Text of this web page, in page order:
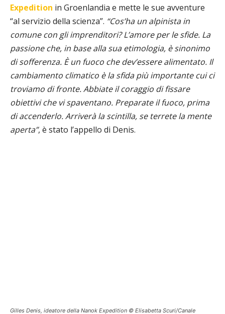
Expedition in Groenlandia e mette le sue avventure
“al servizio della scienza”. “Cos’ha un alpinista in
comune con gli imprenditori? L’amore per le sfide. La
passione che, in base alla sua etimologia, è sinonimo
di sofferenza. È un fuoco che dev’essere alimentato. Il
cambiamento climatico è la sfida più importante cui ci
troviamo di fronte. Abbiate il coraggio di fissare
obiettivi che vi spaventano. Preparate il fuoco, prima
di accenderlo. Arriverà la scintilla, se terrete la mente
aperta”, è stato l’appello di Denis.
Gilles Denis, ideatore della Nanok Expedition © Elisabetta Scuri/Canale